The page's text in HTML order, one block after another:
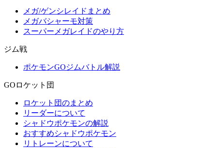
メガ/ゲンシレイドまとめ
メガバシャーモ対策
スーパーメガレイドのやり方
ジム戦
ポケモンGOジムバトル解説
GOロケット団
ロケット団のまとめ
リーダーについて
シャドウポケモンの解説
おすすめシャドウポケモン
リトレーンについて